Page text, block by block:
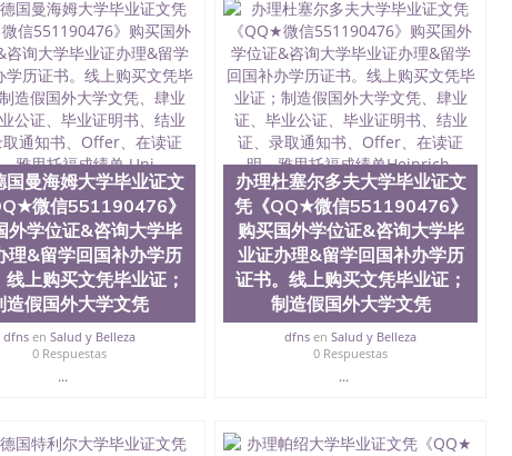
何塞州立大学学位证（San Jose State University）圣何塞州
圣何塞州立大学学历证书（San Jose State University）圣何
）澳洲读书未毕业找人做文凭学位qq微信551190476澳洲
/澳洲读本科硕士做文凭/购买澳洲大学毕业证成绩单假文凭
读书未毕业找人做文凭学位qq微信551190476澳洲读CQU中
本科硕士做文凭/购买澳洲大学毕业证成绩单假文凭学历办
购买国外学位证&咨询大学毕业证办理&留学回国补办学历证
凭、肆业证、毕业公证、毕业证明书、结业证、录取通知
Universit Bochum
国曼海姆大学毕业证文
微信551190476》
外学位证&咨询大学毕
理&留学回国补办学历
线上购买文凭毕业证；
造假国外大学文凭
dfnsen Salud y Belleza
0 Respuestas
...
办理杜塞尔多夫大学毕业证文
凭《QQ★微信551190476》
购买国外学位证&咨询大学毕
业证办理&留学回国补办学历
证书。线上购买文凭毕业证；
制造假国外大学文凭
dfns enSalud y Belleza
0 Respuestas
...